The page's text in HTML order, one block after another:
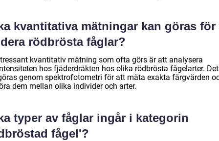
kvantitativa mätningar kan göras för
rödbrösta fåglar?
kvantitativ mätning som ofta görs är att analysera
hos fjäderdräkten hos olika rödbrösta fågelarter.
genom spektrofotometri för att mäta exakta färgvärden
dem mellan olika individer och arter.
typer av fåglar ingår i kategorin
fågel'?